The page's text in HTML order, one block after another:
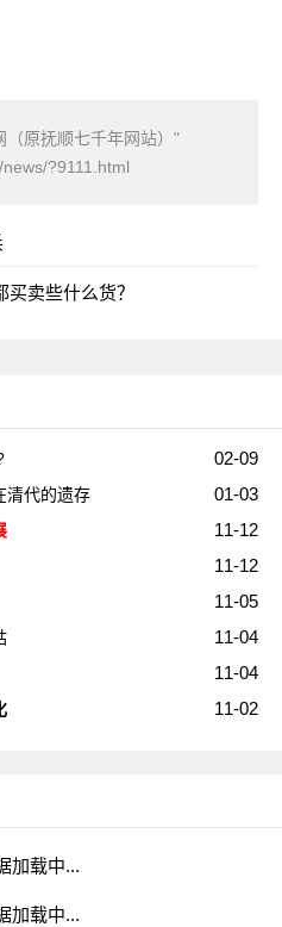
（原抚顺七千年网站）"
?9111.html
卖些什么货？
02-09
01-03
清代的遗存
11-12
11-12
11-05
11-04
11-04
11-02
加载中...
加载中...